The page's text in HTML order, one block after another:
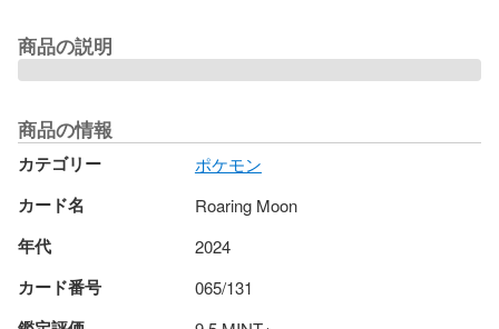
商品の説明
商品の情報
カテゴリー ポケモン
カード名 Roaring Moon
年代 2024
カード番号 065/131